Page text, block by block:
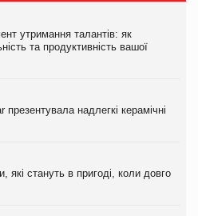
утримання талантів: як
та продуктивність вашої
надлегкі керамічні
які стануть в пригоді, коли довго